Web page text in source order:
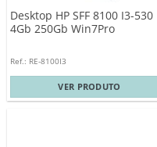
Desktop HP SFF 8100 I3-530
4Gb 250Gb Win7Pro
Ref.: RE-8100I3
VER PRODUTO